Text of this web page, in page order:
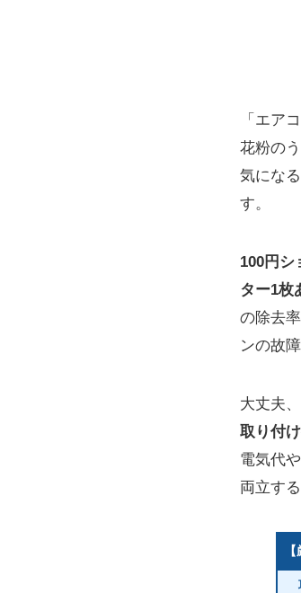
「エア
花粉の
気にな
す。
100円シ
ター1枚
の除去
ンの故
大丈夫
取り付
電気代
両立す